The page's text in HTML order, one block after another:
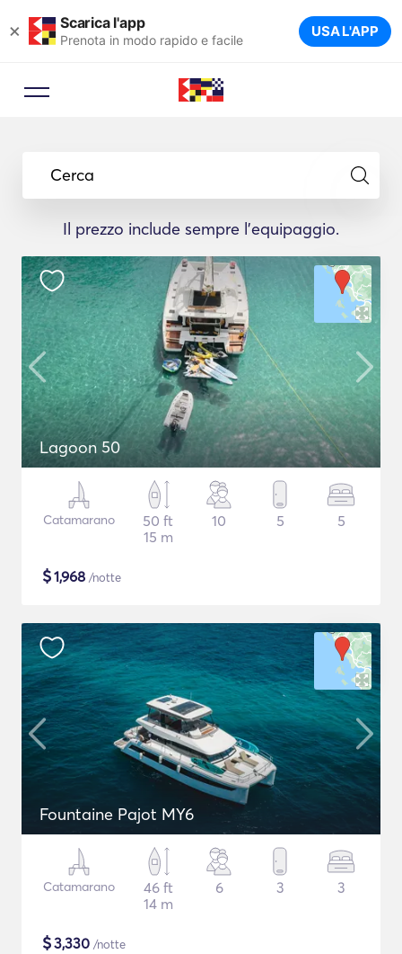
× Scarica l'app
Prenota in modo rapido e facile USA L'APP
Cerca
Il prezzo include sempre l'equipaggio.
Lagoon 50
Catamarano
50 ft
15 m
10 5 5
$1,968 /notte
Fountaine Pajot MY6
Catamarano
46 ft
14 m
6 3 3
$3,330 /notte